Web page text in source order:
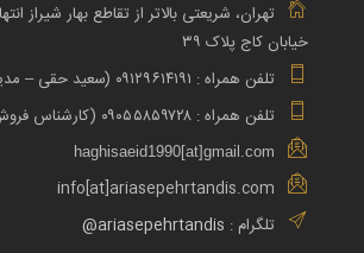
تهران، شریعتی بالاتر از تقاطع بهار شیراز
خیابان کاج پلاک ۳۹
تلفن همراه : ۰۹۱۲۹۶۱۴۱۹۱ (سعید حقی – مدیر فروش)
تلفن همراه : ۰۹۰۵۵۸۵۹۷۲۸ (کارشناس فروش)
haghisaeid1990[at]gmail.com
info[at]ariasepehrtandis.com
تلگرام : ariasepehrtandis@